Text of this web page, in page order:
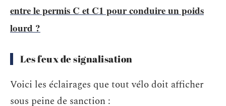
entre le permis C et C1 pour conduire un poids
lourd ?
Les feux de signalisation
Voici les éclairages que tout vélo doit afficher
sous peine de sanction :